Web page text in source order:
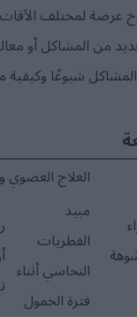
عرضة لمختلف
من المشاكل أو
المشاكل شيوعًا وكيفية
العلاج العضوي
مبيد
الفطريات
النحاسي أثناء
فترة الخمول